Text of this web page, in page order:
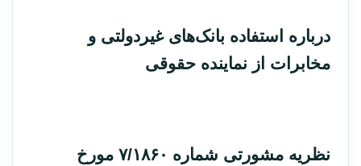
درباره استفاده بانک‌های غیردولتی و
مخابرات از نماینده حقوقی
نظریه مشورتی شماره ۷/۱۸۶۰ مورخ